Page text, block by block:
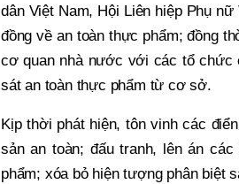
dân Việt Nam, Hội Liên hiệp Phụ
đồng về an toàn thực phẩm; đồng
cơ quan nhà nước với các tổ chức
sát an toàn thực phẩm từ cơ sở.
Kịp thời phát hiện, tôn vinh các
sản an toàn; đấu tranh, lên án
phẩm; xóa bỏ hiện tượng phân biệt